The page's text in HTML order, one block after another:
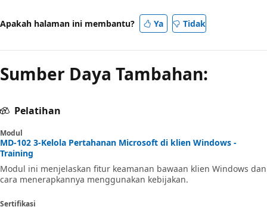
Apakah halaman ini membantu? Ya Tidak
Sumber Daya Tambahan:
Pelatihan
Modul
MD-102 3-Kelola Pertahanan Microsoft di klien Windows -
Training
Modul ini menjelaskan fitur keamanan bawaan klien Windows dan
cara menerapkannya menggunakan kebijakan.
Sertifikasi